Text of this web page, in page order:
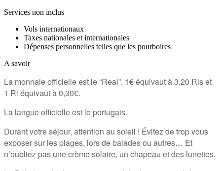
Services non inclus
Vols internationaux
Taxes nationales et internationales
Dépenses personnelles telles que les pourboires
A savoir
La monnaie officielle est le “Real”. 1€ équivaut à 3,20 Rls et
1 Rl équivaut à 0,30€.
La langue officielle est le portugais.
Durant votre séjour, attention au soleil ! Évitez de trop vous
exposer sur les plages, lors de balades ou autres… Et
n’oubliez pas une crème solaire, un chapeau et des lunettes.